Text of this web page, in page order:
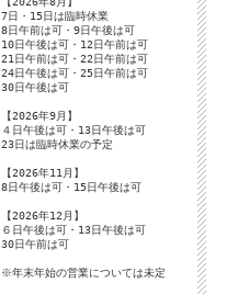
7日・15日は臨時休業
8日午前は可・9日午後は可
10日午後は可・12日午前は可
21日午前は可・22日午前は可
24日午後は可・25日午前は可
30日午後は可
【2026年9月】
４日午後は可・13日午後は可
23日は臨時休業の予定
【2026年11月】
8日午後は可・15日午後は可
【2026年12月】
６日午後は可・13日午後は可
30日午前は可
※年末年始の営業については未定